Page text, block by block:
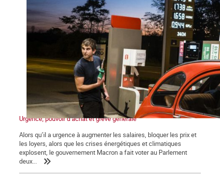
Urgence, pouvoir d’achat et grève générale
Alors qu’il a urgence à augmenter les salaires, bloquer les prix et
les loyers, alors que les crises énergétiques et climatiques
explosent, le gouvernement Macron a fait voter au Parlement
deux...